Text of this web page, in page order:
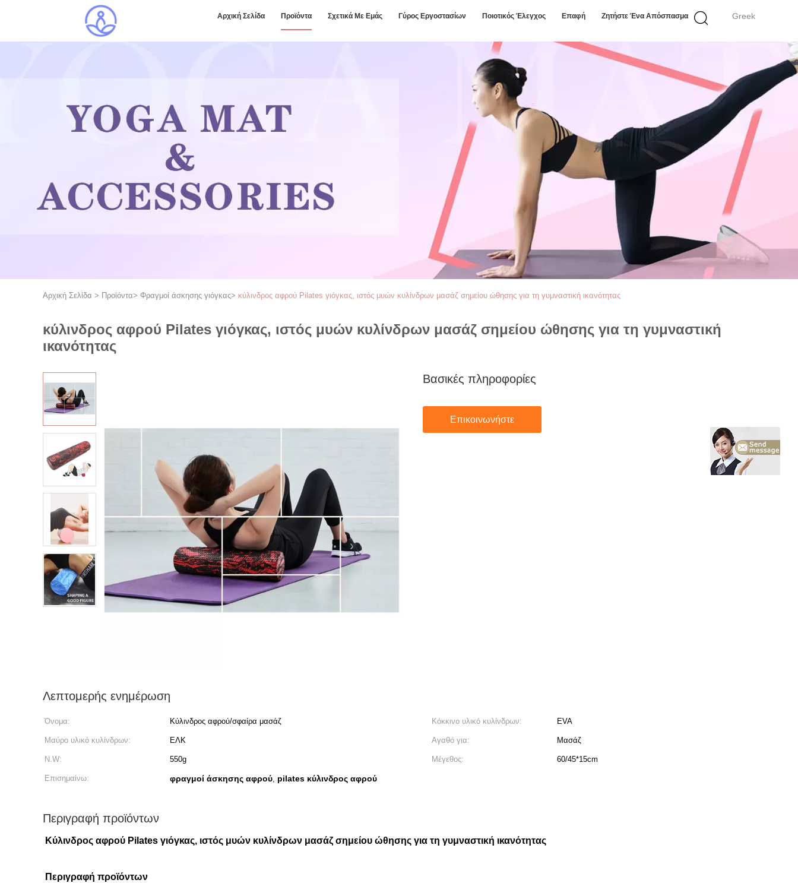
Greek
Αρχική Σελίδα Προϊόντα Σχετικά Με Εμάς Γύρος Εργοστασίων Ποιοτικός Έλεγχος Επαφή Ζητήστε Ένα Απόσπασμα
Αρχική Σελίδα > Προϊόντα> Φραγμοί άσκησης γιόγκας> κύλινδρος αφρού Pilates γιόγκας, ιστός μυών κυλίνδρων μασάζ σημείου ώθησης για τη γυμναστική ικανότητας
κύλινδρος αφρού Pilates γιόγκας, ιστός μυών κυλίνδρων μασάζ σημείου ώθησης για τη γυμναστική
ικανότητας
Βασικές πληροφορίες
Επικοινωνήστε
Λεπτομερής ενημέρωση
Όνομα: Κύλινδρος αφρού/σφαίρα μασάζ Κόκκινο υλικό κυλίνδρων: EVA
Μαύρο υλικό κυλίνδρων: ΕΛΚ Αγαθό για: Μασάζ
N.W: 550g Μέγεθος: 60/45*15cm
Επισημαίνω: φραγμοί άσκησης αφρού, pilates κύλινδρος αφρού
Περιγραφή προϊόντων
Κύλινδρος αφρού Pilates γιόγκας, ιστός μυών κυλίνδρων μασάζ σημείου ώθησης για τη γυμναστική ικανότητας
Περιγραφή προϊόντων